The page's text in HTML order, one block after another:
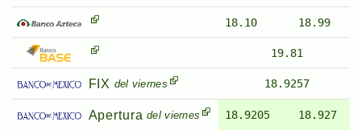
18.10 18.99
19.81
FIX del viernes 18.9257
Apertura del viernes 18.9205 18.927